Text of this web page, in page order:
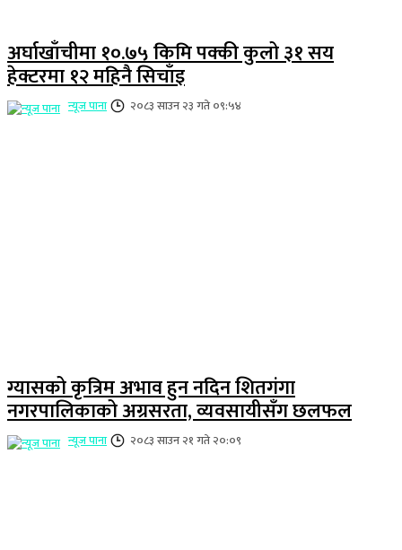
अर्घाखाँचीमा १०.७५ किमि पक्की कुलो ३१ सय
हेक्टरमा १२ महिनै सिचाँइ
न्यूज पाना २०८३ साउन २३ गते ०९:५४
ग्यासको कृत्रिम अभाव हुन नदिन शितगंगा
नगरपालिकाको अग्रसरता, व्यवसायीसँग छलफल
न्यूज पाना २०८३ साउन २१ गते २०:०९